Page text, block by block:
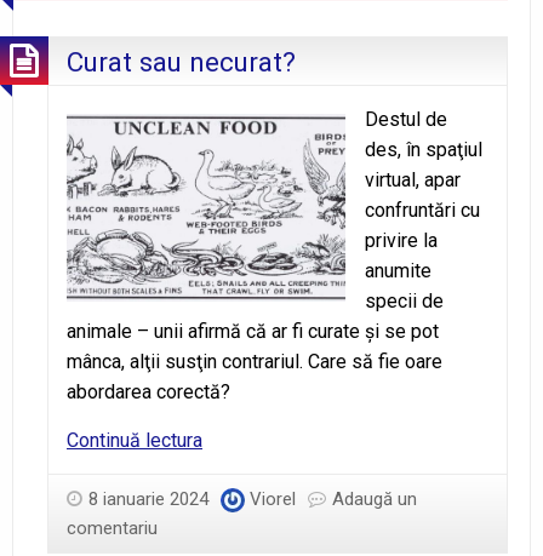
Curat sau necurat?
Destul de
des, în spaţiul
virtual, apar
confruntări cu
privire la
anumite
specii de
animale – unii afirmă că ar fi curate şi se pot
mânca, alţii susţin contrariul. Care să fie oare
abordarea corectă?
Continuă lecturaCurat
necurat?
8 ianuarie 2024 Viorel
Adaugă un
comentariu